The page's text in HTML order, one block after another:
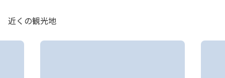
近くの観光地